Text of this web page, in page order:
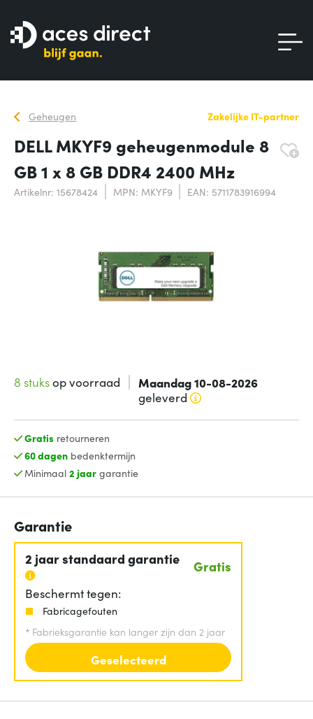
Geheugen Zakelijke IT-partner
DELL MKYF9 geheugenmodule 8
GB 1 x 8 GB DDR4 2400 MHz
Artikelnr: 15678424 MPN: MKYF9 EAN: 5711783916994
8 stuksop voorraad Maandag 10-08-2026
geleverd
Gratis retourneren
60 dagenbedenktermijn
Minimaal 2 jaargarantie
Garantie
2 jaar standaard garantie Gratis
Beschermt tegen:
Fabricagefouten
* Fabrieksgarantie kan langer zijn dan 2 jaar
Geselecteerd